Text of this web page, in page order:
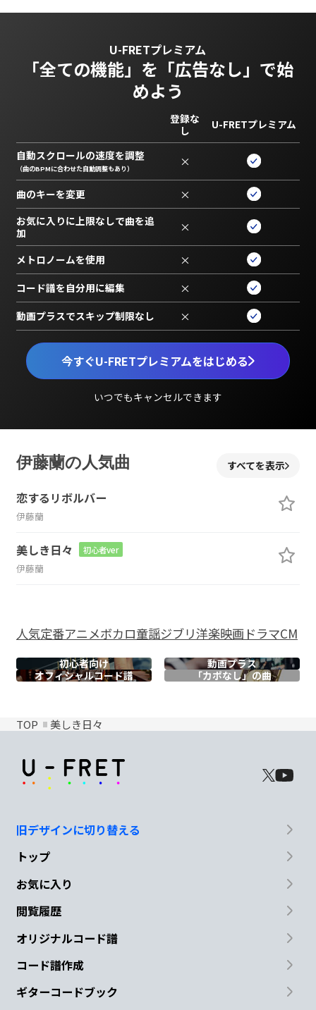
U-FRETプレミアム
「全ての機能」を 「広告なし」で始
めよう
今すぐU-FRETプレミアムをはじめる
いつでもキャンセルできます
登録な
し
U-FRETプレミアム
自動スクロールの速度を調整
（曲のBPMに合わせた自動調整もあり） ×
曲のキーを変更 ×
お気に入りに上限なしで曲を追
加
×
メトロノームを使用 ×
コード譜を自分用に編集 ×
動画プラスでスキップ制限なし ×
伊藤蘭の人気曲 すべてを表示
恋するリボルバー
伊藤蘭
美しき日々 初心者ver
伊藤蘭
人気定番アニメボカロ童謡ジブリ洋楽映画ドラマCM
初心者向け
動画プラス
オフィシャルコード譜 「カポなし」の曲
TOP 美しき日々
旧デザインに切り替える
トップ
お気に入り
閲覧履歴
オリジナルコード譜
コード譜作成
ギターコードブック